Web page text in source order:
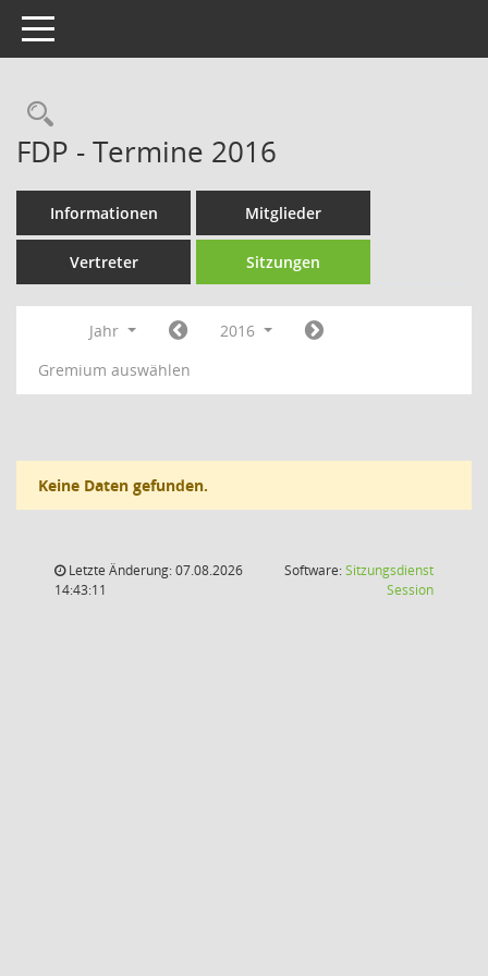
Toggle navigation
Rechercheauswahl
FDP - Termine 2016
Informationen Mitglieder
Vertreter Sitzungen
Jahr
2016
Gremium auswählen
Keine Daten gefunden.
Letzte Änderung: 07.08.2026
14:43:11
Software:Sitzungsdienst
Session(Wird in